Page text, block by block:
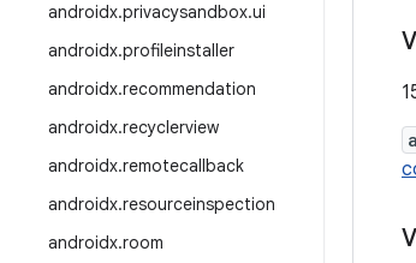
androidx.privacysandbox.ui
androidx.profileinstaller
androidx.recommendation
androidx.recyclerview
androidx.remotecallback
androidx.resourceinspection
androidx.room